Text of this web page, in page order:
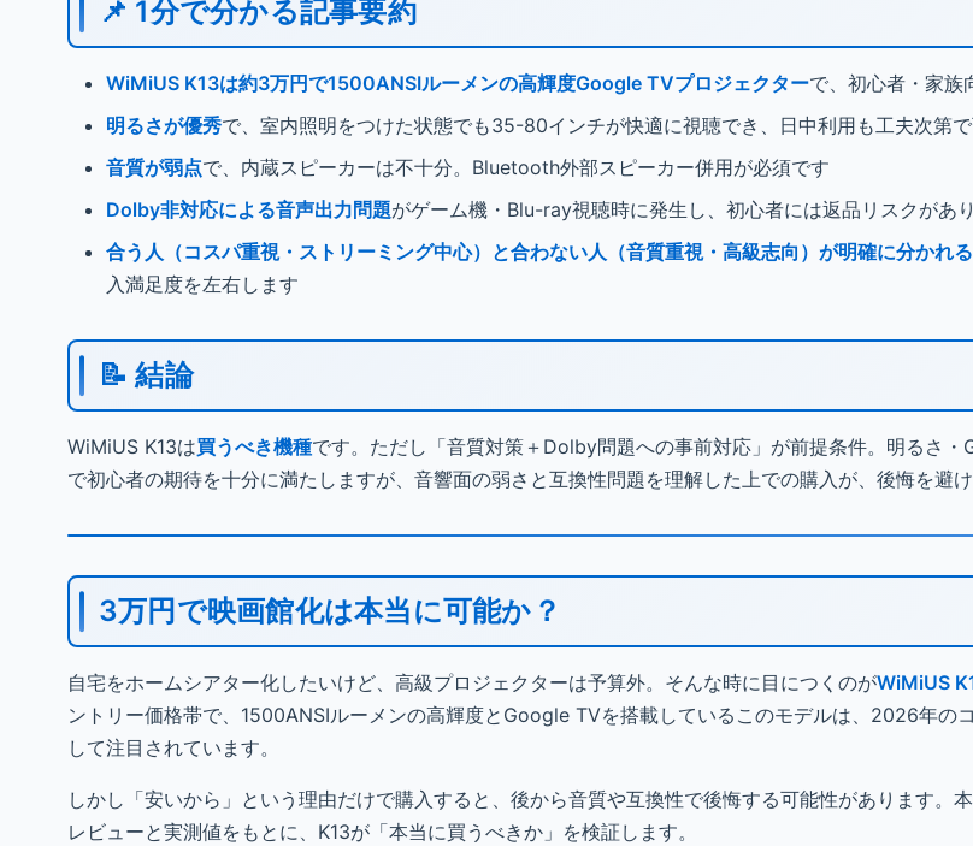
📌 1分で分かる記事要約
WiMiUS K13は約3万円で1500ANSIルーメンの高輝度Google TVプロジェクターで、初心者・家族
明るさが優秀で、室内照明をつけた状態でも35-80インチが快適に視聴でき、日中利用も工夫次第
音質が弱点で、内蔵スピーカーは不十分。Bluetooth外部スピーカー併用が必須です
Dolby非対応による音声出力問題がゲーム機・Blu-ray視聴時に発生し、初心者には返品リスクがあ
合う人（コスパ重視・ストリーミング中心）と合わない人（音質重視・高級志向）が明確に分かれる
入満足度を左右します
📝 結論
WiMiUS K13は買うべき機種です。ただし「音質対策＋Dolby問題への事前対応」が前提条件。明るさ
で初心者の期待を十分に満たしますが、音響面の弱さと互換性問題を理解した上での購入が、後悔を避け
3万円で映画館化は本当に可能か？
自宅をホームシアター化したいけど、高級プロジェクターは予算外。そんな時に目につくのがWiMiUS
ントリー価格帯で、1500ANSIルーメンの高輝度とGoogle TVを搭載しているこのモデルは、2026年の
して注目されています。
しかし「安いから」という理由だけで購入すると、後から音質や互換性で後悔する可能性があります。
レビューと実測値をもとに、K13が「本当に買うべきか」を検証します。